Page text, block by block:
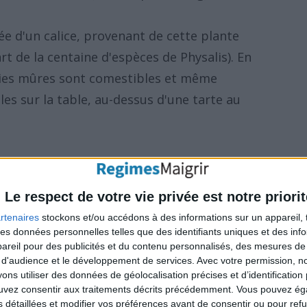
Le respect de votre vie privée est notre
stockons et/ou accédons à des informations sur un appareil,
données personnelles telles que des identifiants uniques et des
pour des publicités et du contenu personnalisés, des mesures
et le développement de services. Avec votre permission,
utiliser des données de géolocalisation précises et
consentir aux traitements décrits précédemment. Vous pouvez
détaillées et modifier vos préférences avant de consentir ou pour
d'un calice, provenant de cette plante
de la centaine d'espèces de Physalis). En
mûres sont comestibles et même
sur la table, au-dessus d'une tarte au
appelé Polypore en touffes ou Poule
traditionnelle chinoisedepuis des sièces
. Egalement appelé polypore en touffes
en japonais), ce champignon a une
et une forme similaire à un corail.